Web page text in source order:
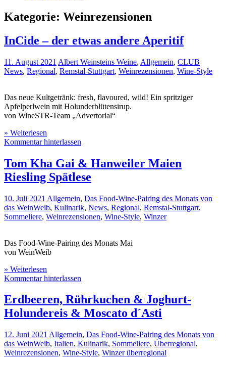
Kategorie: Weinrezensionen
InCide – der etwas andere Aperitif
11. August 2021 Albert Weinsteins Weine, Allgemein, CLUB
News, Regional, Remstal-Stuttgart, Weinrezensionen, Wine-Style
Das neue Kultgetränk: fresh, flavoured, wild! Ein spritziger
Apfelperlwein mit Holunderblütensirup.
von WineSTR-Team „Advertorial“
» Weiterlesen
Kommentar hinterlassen
Tom Kha Gai & Hanweiler Maien
Riesling Spätlese
10. Juli 2021 Allgemein, Das Food-Wine-Pairing des Monats von
das WeinWeib, Kulinarik, News, Regional, Remstal-Stuttgart,
Sommeliere, Weinrezensionen, Wine-Style, Winzer
Das Food-Wine-Pairing des Monats Mai
von WeinWeib
» Weiterlesen
Kommentar hinterlassen
Erdbeeren, Rührkuchen & Joghurt-
Holundereis & Moscato d´Asti
12. Juni 2021 Allgemein, Das Food-Wine-Pairing des Monats von
das WeinWeib, Italien, Kulinarik, Sommeliere, Überregional,
Weinrezensionen, Wine-Style, Winzer überregional